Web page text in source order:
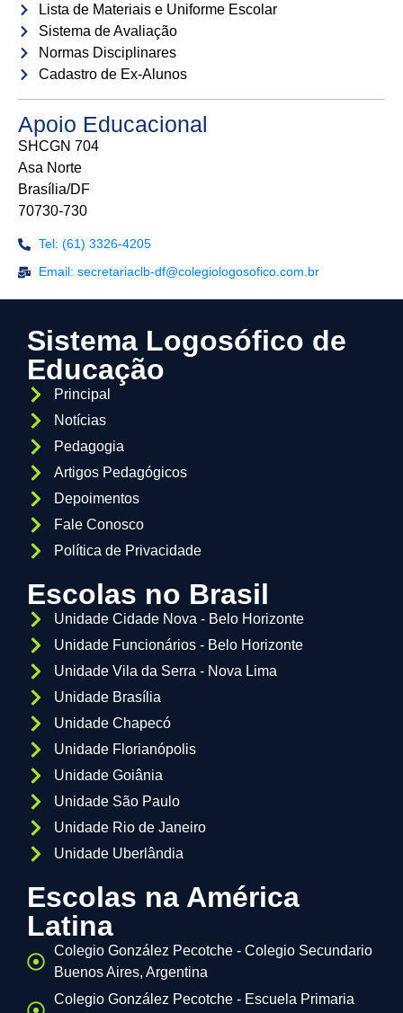
Lista de Materiais e Uniforme Escolar
Sistema de Avaliação
Normas Disciplinares
Cadastro de Ex-Alunos
Apoio Educacional
SHCGN 704
Asa Norte
Brasília/DF
70730-730
Tel: (61) 3326-4205
Email: secretariaclb-df@colegiologosofico.com.br
Sistema Logosófico de
Educação
Principal
Notícias
Pedagogia
Artigos Pedagógicos
Depoimentos
Fale Conosco
Política de Privacidade
Escolas no Brasil
Unidade Cidade Nova - Belo Horizonte
Unidade Funcionários - Belo Horizonte
Unidade Vila da Serra - Nova Lima
Unidade Brasília
Unidade Chapecó
Unidade Florianópolis
Unidade Goiânia
Unidade São Paulo
Unidade Rio de Janeiro
Unidade Uberlândia
Escolas na América
Latina
Colegio González Pecotche - Colegio Secundario
Buenos Aires, Argentina
Colegio González Pecotche - Escuela Primaria